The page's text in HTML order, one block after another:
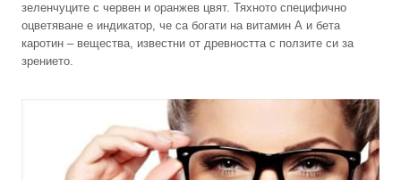
зеленчуците с червен и оранжев цвят. Тяхното специфично
оцветяване е индикатор, че са богати на витамин А и бета
каротин – вещества, известни от древността с ползите си за
зрението.